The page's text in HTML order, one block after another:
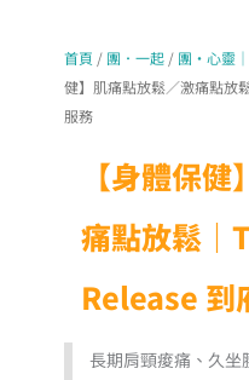
首頁 / 團．一起/ 團・心靈
健】肌痛點放鬆／激痛點放
服務
【身體保
痛點放鬆
Release 到
長期肩頸痠痛、久坐